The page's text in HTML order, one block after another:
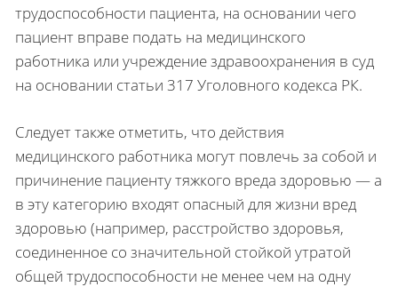
трудоспособности пациента, на основании чего
пациент вправе подать на медицинского
работника или учреждение здравоохранения в суд
на основании статьи 317 Уголовного кодекса РК.
Следует также отметить, что действия
медицинского работника могут повлечь за собой и
причинение пациенту тяжкого вреда здоровью — а
в эту категорию входят опасный для жизни вред
здоровью (например, расстройство здоровья,
соединенное со значительной стойкой утратой
общей трудоспособности не менее чем на одну